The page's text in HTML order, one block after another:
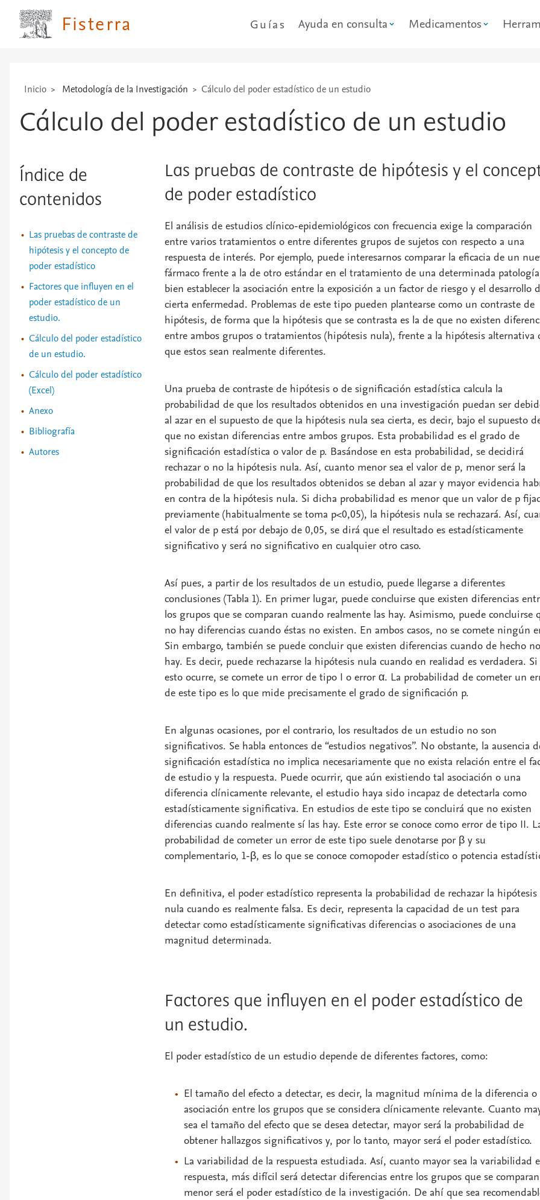
Fisterra Guías Ayuda en consulta Medicamentos
técnicas
Inicio Metodología de la Investigación Cálculo del poder estadístico de un estudio
Cálculo del poder estadístico de un estudio
Índice de
contenidos
Las pruebas de contraste de
hipótesis y el concepto de
poder estadístico
Factores que influyen en el
poder estadístico de un
estudio.
Cálculo del poder estadístico
de un estudio.
Cálculo del poder estadístico
(Excel)
Anexo
Bibliografía
Autores
Las pruebas de contraste de hipótesis y el
de poder estadístico
El análisis de estudios clínico-epidemiológicos con frecuencia exige la comparación
entre varios tratamientos o entre diferentes grupos de sujetos con respecto a una
respuesta de interés. Por ejemplo, puede interesarnos comparar la eficacia de un
fármaco frente a la de otro estándar en el tratamiento de una determinada
bien establecer la asociación entre la exposición a un factor de riesgo y el desarrollo
cierta enfermedad. Problemas de este tipo pueden plantearse como un contraste de
hipótesis, de forma que la hipótesis que se contrasta es la de que no existen
entre ambos grupos o tratamientos (hipótesis nula), frente a la hipótesis alternativa
que estos sean realmente diferentes.
Una prueba de contraste de hipótesis o de significación estadística calcula la
probabilidad de que los resultados obtenidos en una investigación puedan ser
al azar en el supuesto de que la hipótesis nula sea cierta, es decir, bajo el supuesto
que no existan diferencias entre ambos grupos. Esta probabilidad es el grado de
significación estadística o valor de p. Basándose en esta probabilidad, se decidirá
rechazar o no la hipótesis nula. Así, cuanto menor sea el valor de p, menor será la
probabilidad de que los resultados obtenidos se deban al azar y mayor evidencia
en contra de la hipótesis nula. Si dicha probabilidad es menor que un valor de p
previamente (habitualmente se toma p<0,05), la hipótesis nula se rechazará. Así,
el valor de p está por debajo de 0,05, se dirá que el resultado es estadísticamente
significativo y será no significativo en cualquier otro caso.
Así pues, a partir de los resultados de un estudio, puede llegarse a diferentes
conclusiones (Tabla 1). En primer lugar, puede concluirse que existen diferencias
los grupos que se comparan cuando realmente las hay. Asimismo, puede concluirse
no hay diferencias cuando éstas no existen. En ambos casos, no se comete ningún
Sin embargo, también se puede concluir que existen diferencias cuando de hecho
hay. Es decir, puede rechazarse la hipótesis nula cuando en realidad es verdadera. Si
esto ocurre, se comete un error de tipo I o error α. La probabilidad de cometer un
de este tipo es lo que mide precisamente el grado de significación p.
En algunas ocasiones, por el contrario, los resultados de un estudio no son
significativos. Se habla entonces de “estudios negativos”. No obstante, la ausencia
significación estadística no implica necesariamente que no exista relación entre el
de estudio y la respuesta. Puede ocurrir, que aún existiendo tal asociación o una
diferencia clínicamente relevante, el estudio haya sido incapaz de detectarla como
estadísticamente significativa. En estudios de este tipo se concluirá que no existen
diferencias cuando realmente sí las hay. Este error se conoce como error de tipo II.
probabilidad de cometer un error de este tipo suele denotarse por β y su
complementario, 1-β, es lo que se conoce comopoder estadístico o potencia
En definitiva, el poder estadístico representa la probabilidad de rechazar la hipótesis
nula cuando es realmente falsa. Es decir, representa la capacidad de un test para
detectar como estadísticamente significativas diferencias o asociaciones de una
magnitud determinada.
Factores que influyen en el poder estadístico de
un estudio.
El poder estadístico de un estudio depende de diferentes factores, como:
El tamaño del efecto a detectar, es decir, la magnitud mínima de la diferencia o
asociación entre los grupos que se considera clínicamente relevante. Cuanto
sea el tamaño del efecto que se desea detectar, mayor será la probabilidad de
obtener hallazgos significativos y, por lo tanto, mayor será el poder estadístico.
La variabilidad de la respuesta estudiada. Así, cuanto mayor sea la variabilidad
respuesta, más difícil será detectar diferencias entre los grupos que se
menor será el poder estadístico de la investigación. De ahí que sea